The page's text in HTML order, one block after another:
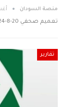
منصة السودان
تعميم صحفي 20-8-2024 تسهيلاً للإجراءات عبر المعابر الحدودية وضمان…
تقارير